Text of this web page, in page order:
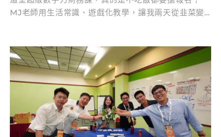
MJ老師用生活常識、遊戲化教學，讓我兩天從韭菜變
懂加減乘除就能看懂公司祕密，這堂課一生必修，早學
早贏！